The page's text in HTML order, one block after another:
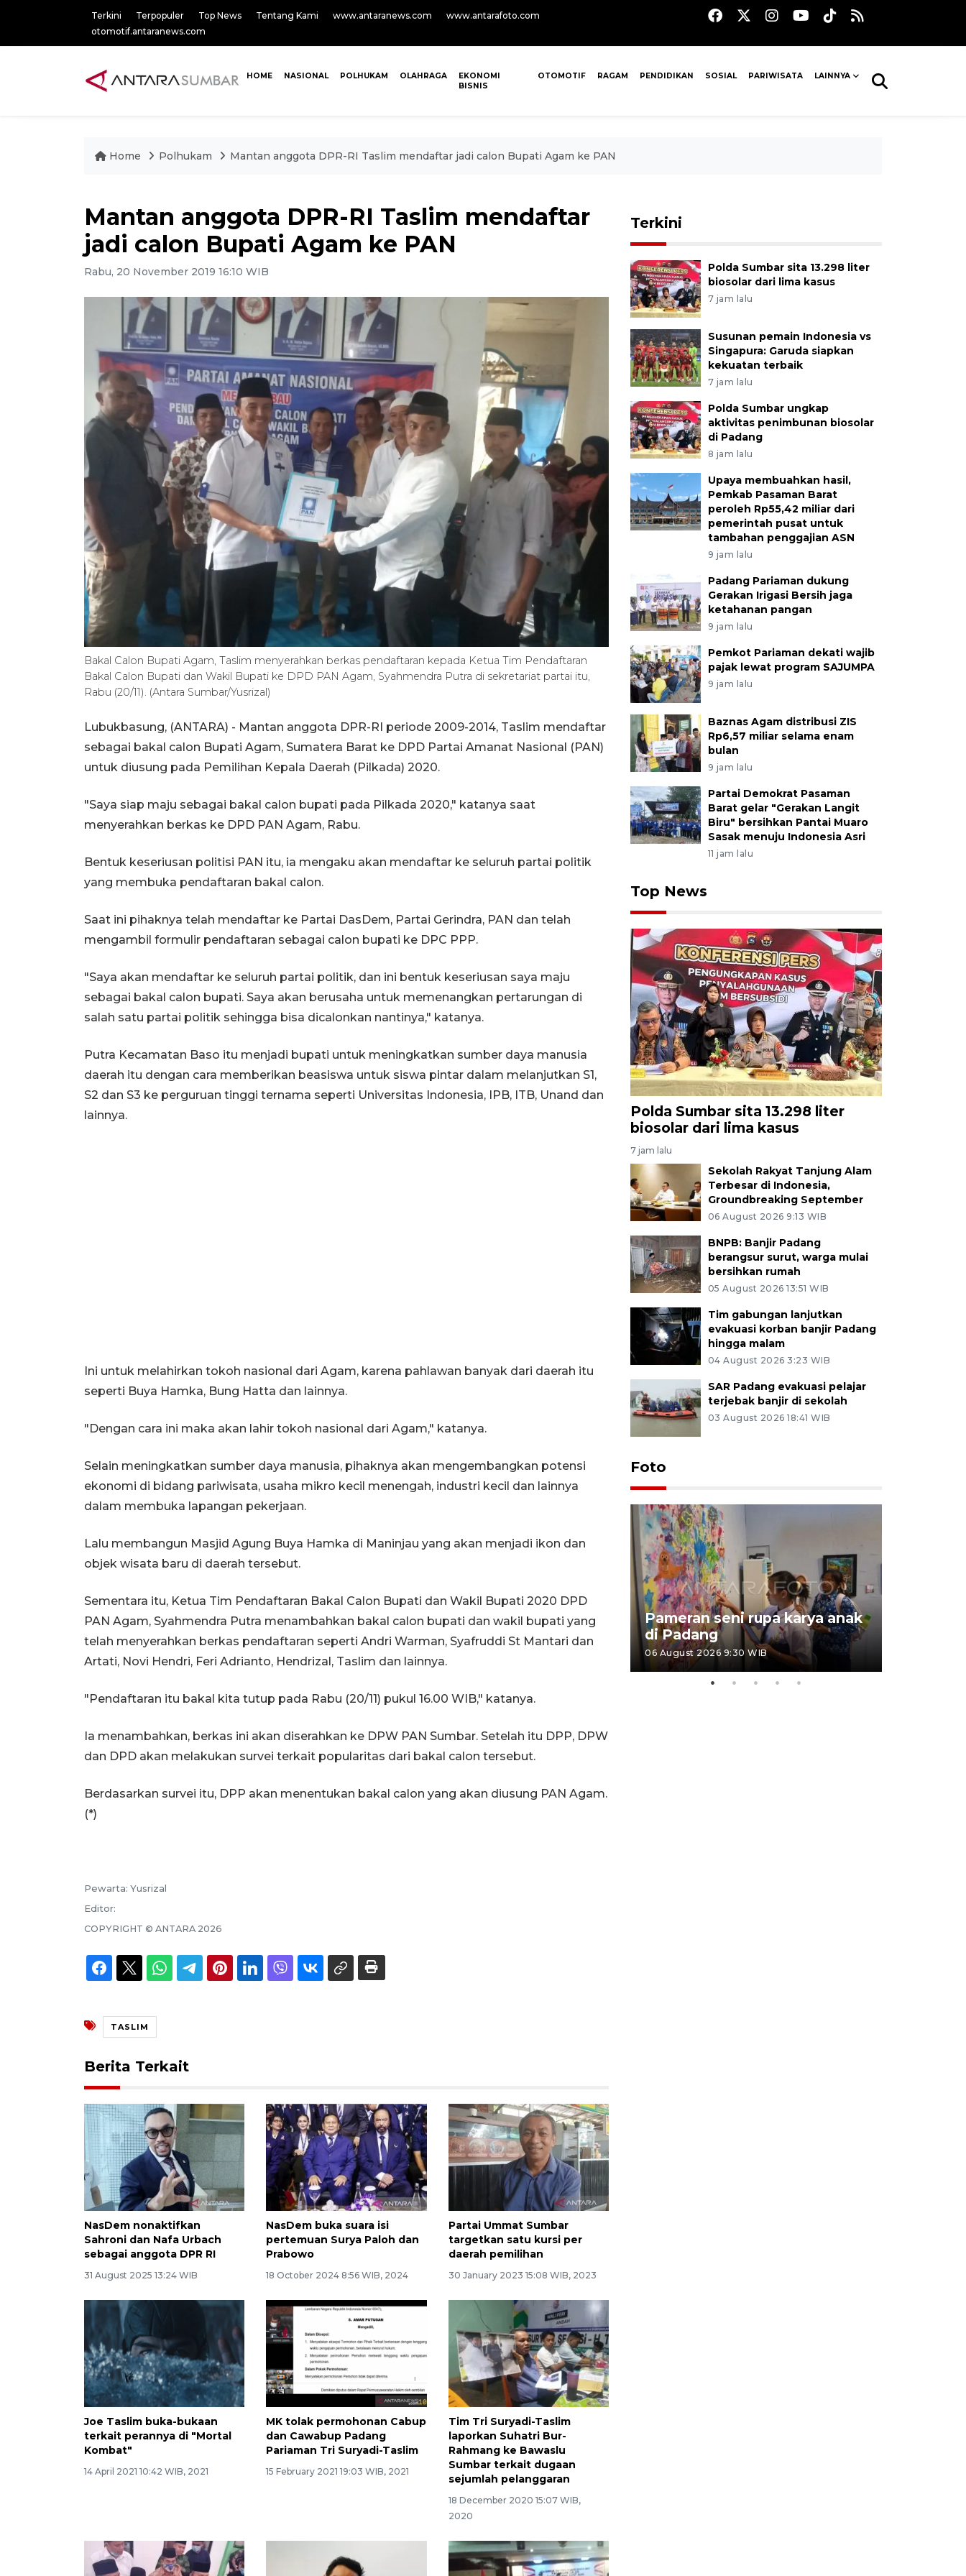
Terkini Terpopuler Top News Tentang Kami www.antaranews.com
www.antarafoto.com
otomotif.antaranews.com
HOME NASIONAL POLHUKAM OLAHRAGA
EKONOMI
BISNIS
OTOMOTIF RAGAM PENDIDIKAN SOSIAL PARIWISATA LAINNYA
Home Polhukam Mantan anggota DPR-RI Taslim mendaftar jadi calon Bupati Agam ke PAN
Mantan anggota DPR-RI Taslim mendaftar
jadi calon Bupati Agam ke PAN
Rabu, 20 November 2019 16:10 WIB
Bakal Calon Bupati Agam, Taslim menyerahkan berkas pendaftaran kepada Ketua Tim Pendaftaran
Bakal Calon Bupati dan Wakil Bupati ke DPD PAN Agam, Syahmendra Putra di sekretariat partai itu,
Rabu (20/11). (Antara Sumbar/Yusrizal)
Lubukbasung, (ANTARA) - Mantan anggota DPR-RI periode 2009-2014, Taslim mendaftar
sebagai bakal calon Bupati Agam, Sumatera Barat ke DPD Partai Amanat Nasional (PAN)
untuk diusung pada Pemilihan Kepala Daerah (Pilkada) 2020.
"Saya siap maju sebagai bakal calon bupati pada Pilkada 2020," katanya saat
menyerahkan berkas ke DPD PAN Agam, Rabu.
Bentuk keseriusan politisi PAN itu, ia mengaku akan mendaftar ke seluruh partai politik
yang membuka pendaftaran bakal calon.
Saat ini pihaknya telah mendaftar ke Partai DasDem, Partai Gerindra, PAN dan telah
mengambil formulir pendaftaran sebagai calon bupati ke DPC PPP.
"Saya akan mendaftar ke seluruh partai politik, dan ini bentuk keseriusan saya maju
sebagai bakal calon bupati. Saya akan berusaha untuk memenangkan pertarungan di
salah satu partai politik sehingga bisa dicalonkan nantinya," katanya.
Putra Kecamatan Baso itu menjadi bupati untuk meningkatkan sumber daya manusia
daerah itu dengan cara memberikan beasiswa untuk siswa pintar dalam melanjutkan S1,
S2 dan S3 ke perguruan tinggi ternama seperti Universitas Indonesia, IPB, ITB, Unand dan
lainnya.
Ini untuk melahirkan tokoh nasional dari Agam, karena pahlawan banyak dari daerah itu
seperti Buya Hamka, Bung Hatta dan lainnya.
"Dengan cara ini maka akan lahir tokoh nasional dari Agam," katanya.
Selain meningkatkan sumber daya manusia, pihaknya akan mengembangkan potensi
ekonomi di bidang pariwisata, usaha mikro kecil menengah, industri kecil dan lainnya
dalam membuka lapangan pekerjaan.
Lalu membangun Masjid Agung Buya Hamka di Maninjau yang akan menjadi ikon dan
objek wisata baru di daerah tersebut.
Sementara itu, Ketua Tim Pendaftaran Bakal Calon Bupati dan Wakil Bupati 2020 DPD
PAN Agam, Syahmendra Putra menambahkan bakal calon bupati dan wakil bupati yang
telah menyerahkan berkas pendaftaran seperti Andri Warman, Syafruddi St Mantari dan
Artati, Novi Hendri, Feri Adrianto, Hendrizal, Taslim dan lainnya.
"Pendaftaran itu bakal kita tutup pada Rabu (20/11) pukul 16.00 WIB," katanya.
Ia menambahkan, berkas ini akan diserahkan ke DPW PAN Sumbar. Setelah itu DPP, DPW
dan DPD akan melakukan survei terkait popularitas dari bakal calon tersebut.
Berdasarkan survei itu, DPP akan menentukan bakal calon yang akan diusung PAN Agam.
(*)
Pewarta: Yusrizal
Editor:
COPYRIGHT © ANTARA 2026
TASLIM
Berita Terkait
NasDem nonaktifkan
Sahroni dan Nafa Urbach
sebagai anggota DPR RI
31 August 2025 13:24 WIB
NasDem buka suara isi
pertemuan Surya Paloh dan
Prabowo
18 October 2024 8:56 WIB, 2024
Partai Ummat Sumbar
targetkan satu kursi per
daerah pemilihan
30 January 2023 15:08 WIB, 2023
Joe Taslim buka-bukaan
terkait perannya di "Mortal
Kombat"
14 April 2021 10:42 WIB, 2021
MK tolak permohonan Cabup
dan Cawabup Padang
Pariaman Tri Suryadi-Taslim
15 February 2021 19:03 WIB, 2021
Tim Tri Suryadi-Taslim
laporkan Suhatri Bur-
Rahmang ke Bawaslu
Sumbar terkait dugaan
sejumlah pelanggaran
18 December 2020 15:07 WIB,
2020
Terkini
Polda Sumbar sita 13.298 liter
biosolar dari lima kasus
7 jam lalu
Susunan pemain Indonesia vs
Singapura: Garuda siapkan
kekuatan terbaik
7 jam lalu
Polda Sumbar ungkap
aktivitas penimbunan biosolar
di Padang
8 jam lalu
Upaya membuahkan hasil,
Pemkab Pasaman Barat
peroleh Rp55,42 miliar dari
pemerintah pusat untuk
tambahan penggajian ASN
9 jam lalu
Padang Pariaman dukung
Gerakan Irigasi Bersih jaga
ketahanan pangan
9 jam lalu
Pemkot Pariaman dekati wajib
pajak lewat program SAJUMPA
9 jam lalu
Baznas Agam distribusi ZIS
Rp6,57 miliar selama enam
bulan
9 jam lalu
Partai Demokrat Pasaman
Barat gelar "Gerakan Langit
Biru" bersihkan Pantai Muaro
Sasak menuju Indonesia Asri
11 jam lalu
Top News
Polda Sumbar sita 13.298 liter
biosolar dari lima kasus
7 jam lalu
Sekolah Rakyat Tanjung Alam
Terbesar di Indonesia,
Groundbreaking September
06 August 2026 9:13 WIB
BNPB: Banjir Padang
berangsur surut, warga mulai
bersihkan rumah
05 August 2026 13:51 WIB
Tim gabungan lanjutkan
evakuasi korban banjir Padang
hingga malam
04 August 2026 3:23 WIB
SAR Padang evakuasi pelajar
terjebak banjir di sekolah
03 August 2026 18:41 WIB
Foto
Penyelesaian pembentukan
Kopdes Merah Putih di
Sumbar
Pameran seni rupa karya anak
di Padang
06 August 2026 9:30 WIB